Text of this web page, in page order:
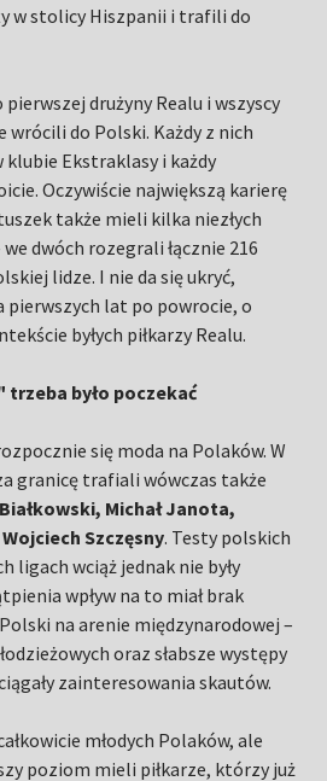
w stolicy Hiszpanii i trafili do
drużyny Realu i wszyscy
do Polski. Każdy z nich
klubie Ekstraklasy i każdy
Oczywiście największą karierę
także mieli kilka niezłych
dwóch rozegrali łącznie 216
lidze. I nie da się ukryć,
lat po powrocie, o
byłych piłkarzy Realu.
było poczekać
się moda na Polaków. W
granicę trafiali wówczas także
Michał Janota,
Szczęsny. Testy polskich
ligach wciąż jednak nie były
wpływ na to miał brak
na arenie międzynarodowej –
oraz słabsze występy
zainteresowania skautów.
młodych Polaków, ale
poziom mieli piłkarze, którzy już